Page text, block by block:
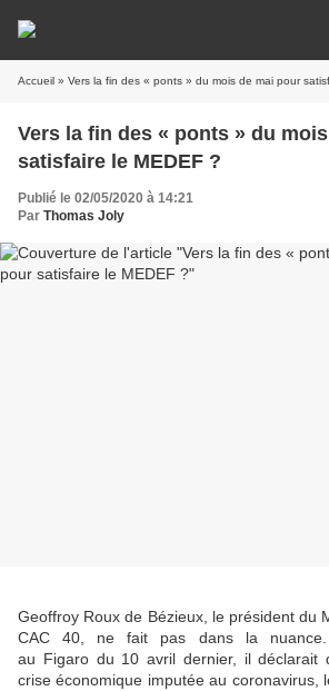
Accueil » Vers la fin des « ponts » du mois de mai pour
Vers la fin des « ponts » du
satisfaire le MEDEF ?
Publié le 02/05/2020 à 14:21
Par Thomas Joly
Geoffroy Roux de Bézieux, le président du
CAC 40, ne fait pas dans la
au Figaro du 10 avril dernier, il déclarait
crise économique imputée au coronavirus,